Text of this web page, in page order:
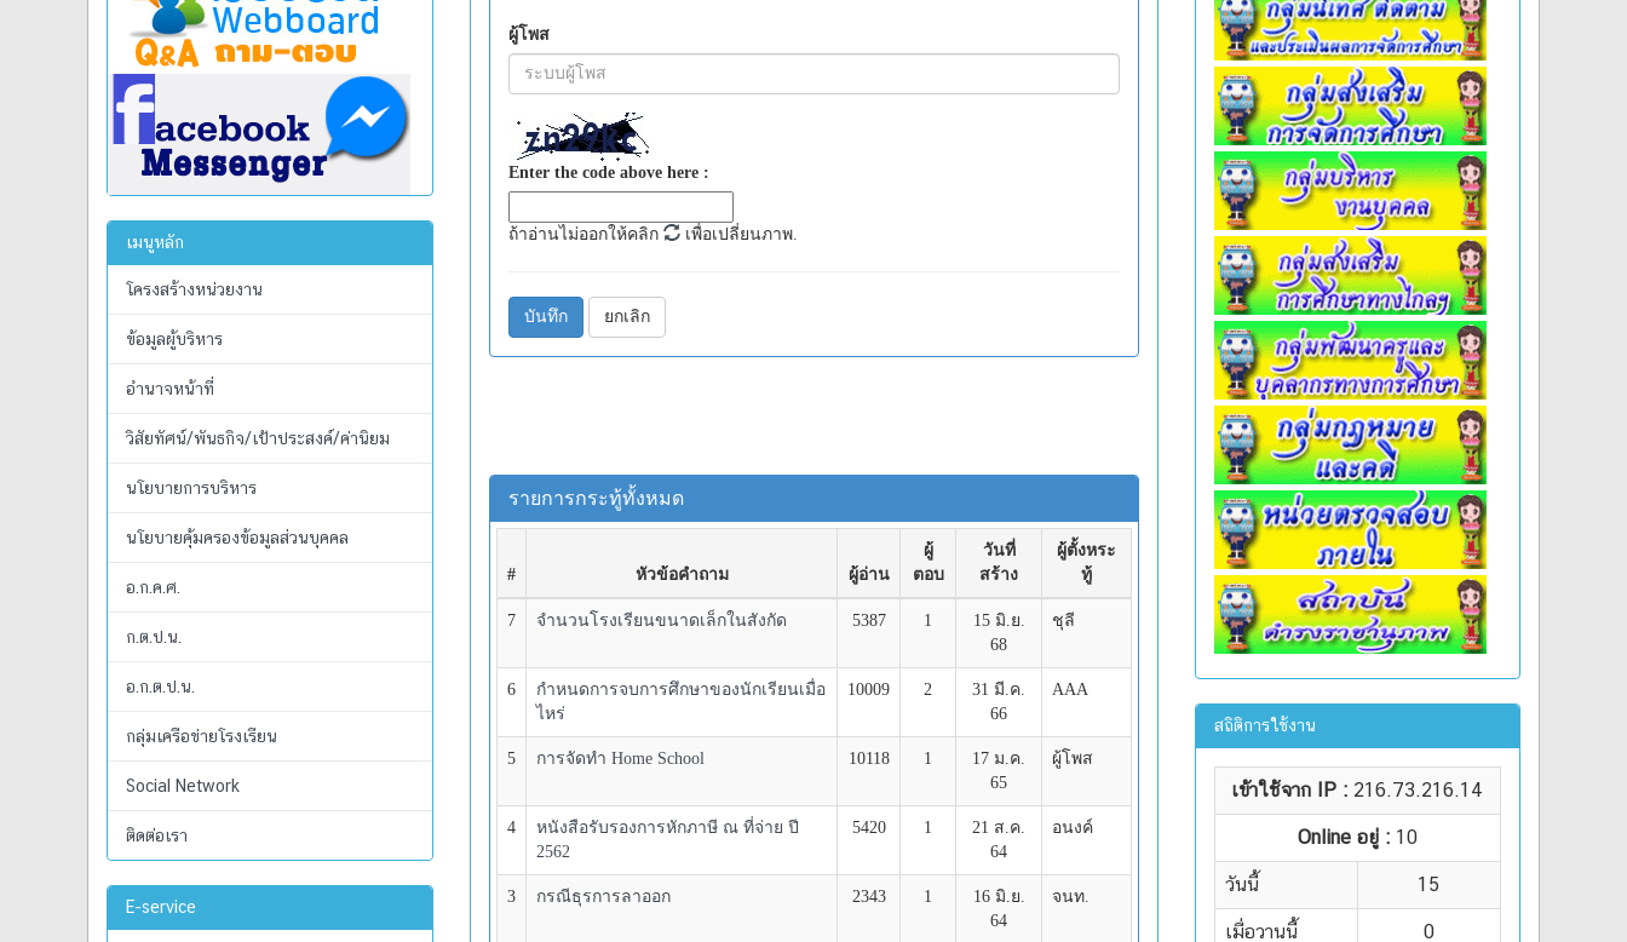
เมนูหลัก
โครงสร้างหน่วยงาน
ข้อมูลผู้บริหาร
อำนาจหน้าที่
วิสัยทัศน์/พันธกิจ/เป้าประสงค์/ค่านิยม
นโยบายการบริหาร
นโยบายคุ้มครองข้อมูลส่วนบุคคล
อ.ก.ค.ศ.
ก.ต.ป.น.
อ.ก.ต.ป.น.
กลุ่มเครือข่ายโรงเรียน
Social Network
ติดต่อเรา
E-service
สถิติการใช้งาน
เข้าใช้จาก IP : 216.73.216.14
Online อยู่ : 10
วันนี้ 15
เมื่อวานนี้ 0